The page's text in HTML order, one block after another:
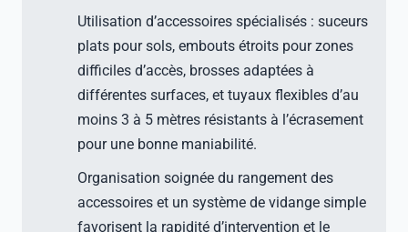
Utilisation d’accessoires spécialisés : suceurs
plats pour sols, embouts étroits pour zones
difficiles d’accès, brosses adaptées à
différentes surfaces, et tuyaux flexibles d’au
moins 3 à 5 mètres résistants à l’écrasement
pour une bonne maniabilité.
Organisation soignée du rangement des
accessoires et un système de vidange simple
favorisent la rapidité d’intervention et le